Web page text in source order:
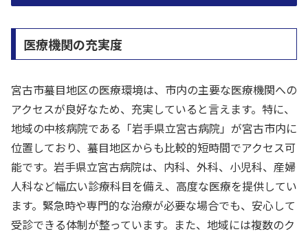
医療機関の充実度
宮古市蟇目地区の医療環境は、市内の主要な医療機関への
アクセスが良好なため、充実していると言えます。特に、
地域の中核病院である「岩手県立宮古病院」が宮古市内に
位置しており、蟇目地区からも比較的短時間でアクセス可
能です。岩手県立宮古病院は、内科、外科、小児科、産婦
人科など幅広い診療科目を備え、高度な医療を提供してい
ます。緊急時や専門的な治療が必要な場合でも、安心して
受診できる体制が整っています。また、地域には複数のク